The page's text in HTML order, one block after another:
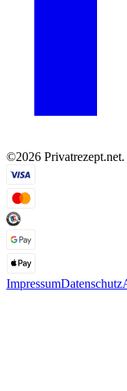
©2026
ImpressumDatenschutz